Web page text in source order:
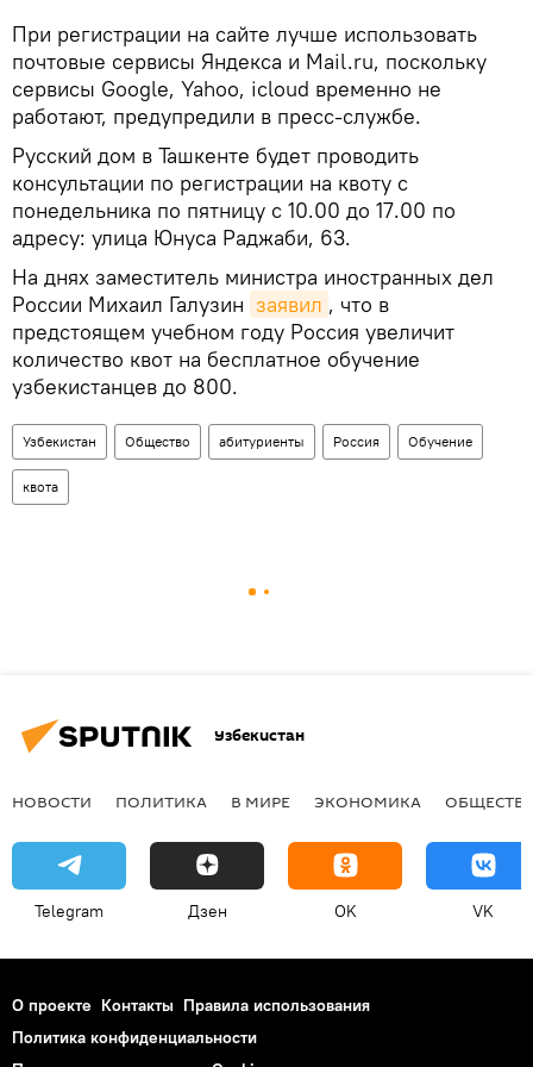
При регистрации на сайте лучше использовать
почтовые сервисы Яндекса и Mail.ru, поскольку
сервисы Google, Yahoo, icloud временно не
работают, предупредили в пресс-службе.
Русский дом в Ташкенте будет проводить
консультации по регистрации на квоту с
понедельника по пятницу с 10.00 до 17.00 по
адресу: улица Юнуса Раджаби, 63.
На днях заместитель министра иностранных дел
России Михаил Галузин заявил , что в
предстоящем учебном году Россия увеличит
количество квот на бесплатное обучение
узбекистанцев до 800.
Узбекистан Общество абитуриенты Россия Обучение
квота
Узбекистан
НОВОСТИ ПОЛИТИКА В МИРЕ ЭКОНОМИКА
Telegram Дзен OK VK
О проекте Контакты Правила использования
Политика конфиденциальности